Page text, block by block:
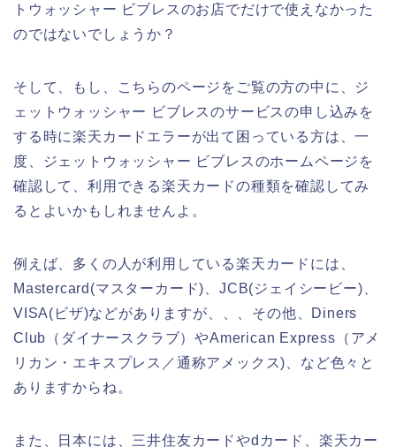
トウォッシャー ビブレスのお店でだけで使えなかった
のではないでしょうか？
そして、もし、こちらのページをご覧の方の中に、ジ
ェットウォッシャー ビブレスのサービスの申し込みを
する時に楽天カードエラーが出て困っている方は、一
度、ジェットウォッシャー ビブレスのホームページを
確認して、利用できる楽天カードの種類を確認してみ
るとよいかもしれませんよ。
例えば、多くの人が利用している楽天カードには、
Mastercard(マスターカード)、JCB(ジェイシービー)、
VISA(ビザ)などがありますが、、、その他、Diners
Club（ダイナースクラブ）やAmerican Express（アメ
リカン・エキスプレス／通称アメックス)、など色々と
ありますからね。
また、日本には、三井住友カードやdカード、楽天カー